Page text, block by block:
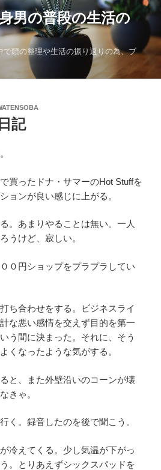
男の普段の生活の
で頭の整理や生活の振り返りの為、ブ
記
買ったドナ・サマーのHot Stuffを
ョンが良い感じに上がる。
。あまりやることは無い。一人
うけど、寂しい。
０円ショップをプラプラしてい
ち合わせをする。ビジネスライ
な悪い感情を交えず目的を第一
う間に決まった。それに、そう
くなったような気がする。
と、また外壁沿いのコーンが壊
きゃ。
く。録音したのを後で聞こう。
冷えてくる。少し気温が下がっ
。とりあえずシックスパッドを